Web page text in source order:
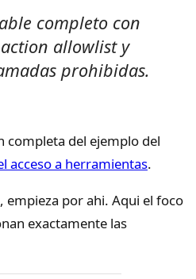
completo con
allowlist y
prohibidas.
completa del ejemplo del
acceso a herramientas.
empieza por ahi. Aqui el foco
exactamente las